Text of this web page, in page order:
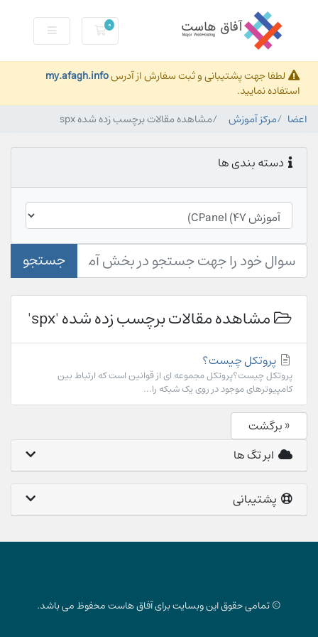
0 کارت خرید
لطفا جهت پشتیبانی و ثبت سفارش از آدرسmy.afagh.info
استفاده نمایید.
اعضا
مرکز آموزش مشاهده مقالات برچسب زده شده spx
دسته بندی ها
جستجو
مشاهده مقالات برچسب زده شده 'spx'
پروتکل چیست؟
پروتکل چیست؟پروتکل مجموعه ای از قوانین است که ارتباط بین
کامپیوترهای موجود در روی یک شبکه را...
« برگشت
ابر تگ ها
پشتیبانی
© تمامی حقوق این وبسایت برای آفاق هاست محفوظ می باشد.